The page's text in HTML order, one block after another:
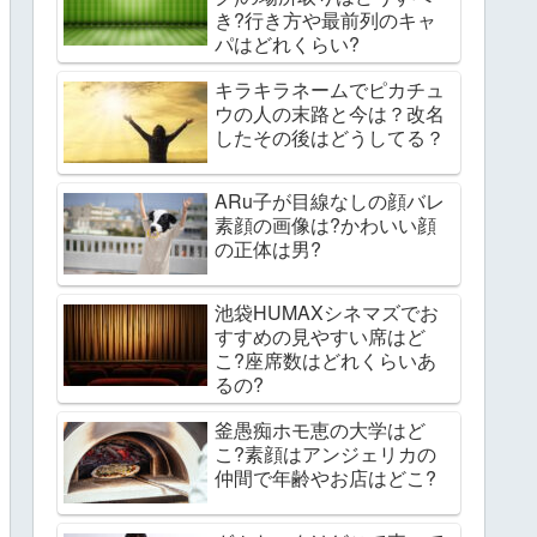
き?行き方や最前列のキャ
パはどれくらい?
キラキラネームでピカチュ
ウの人の末路と今は？改名
したその後はどうしてる？
ARu子が目線なしの顔バレ
素顔の画像は?かわいい顔
の正体は男?
池袋HUMAXシネマズでお
すすめの見やすい席はど
こ?座席数はどれくらいあ
るの?
釜愚痴ホモ恵の大学はど
こ?素顔はアンジェリカの
仲間で年齢やお店はどこ?